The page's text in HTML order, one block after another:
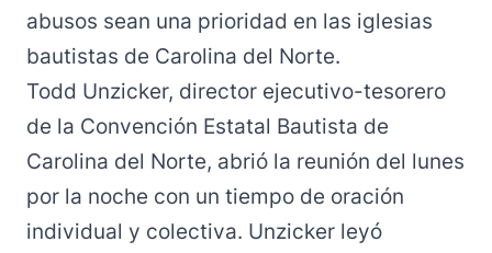
abusos sean una prioridad en las iglesias
bautistas de Carolina del Norte.
Todd Unzicker, director ejecutivo-tesorero
de la Convención Estatal Bautista de
Carolina del Norte, abrió la reunión del lunes
por la noche con un tiempo de oración
individual y colectiva. Unzicker leyó